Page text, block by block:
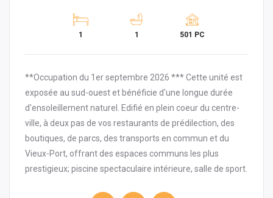
1 1 501 PC
**Occupation du 1er septembre 2026 *** Cette unité est
exposée au sud-ouest et bénéficie d'une longue durée
d'ensoleillement naturel. Edifié en plein coeur du centre-
ville, à deux pas de vos restaurants de prédilection, des
boutiques, de parcs, des transports en commun et du
Vieux-Port, offrant des espaces communs les plus
prestigieux; piscine spectaculaire intérieure, salle de sport.